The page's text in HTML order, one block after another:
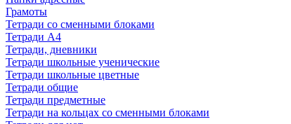
Грамоты
Тетради со сменными блоками
Тетради А4
Тетради, дневники
Тетради школьные ученические
Тетради школьные цветные
Тетради общие
Тетради предметные
Тетради на кольцах со сменными блоками